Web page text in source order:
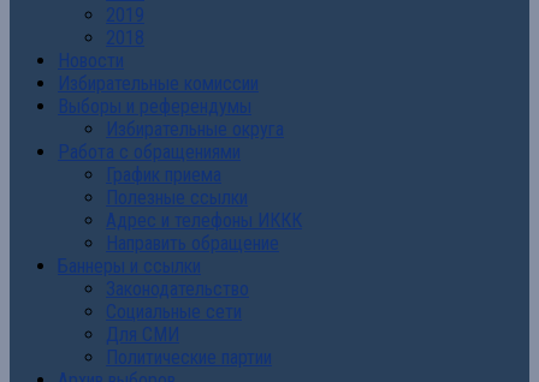
2019
2018
Новости
Избирательные комиссии
Выборы и референдумы
Избирательные округа
Работа с обращениями
График приема
Полезные ссылки
Адрес и телефоны ИККК
Направить обращение
Баннеры и ссылки
Законодательство
Социальные сети
Для СМИ
Политические партии